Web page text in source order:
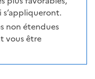
non étendues
vous être